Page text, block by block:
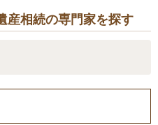
産相続の専門家を探す